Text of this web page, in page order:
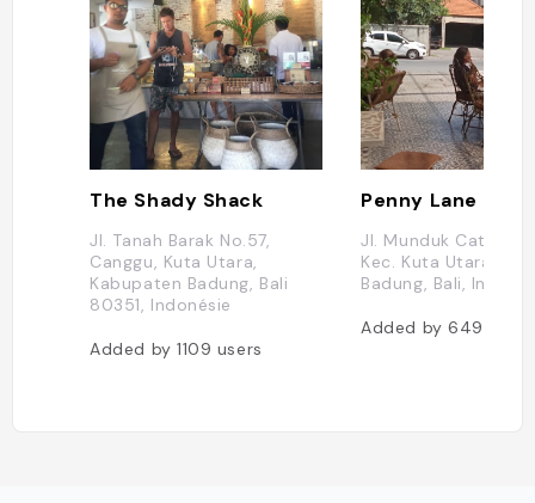
The Shady Shack
Jl. Tanah Barak No.57,
Canggu, Kuta Utara,
Kabupaten Badung, Bali
80351, Indonésie
Added by1109 users
Penny Lane
Jl. Munduk Catu,
Kec. Kuta Utara,
Badung, Bali,
Added by649